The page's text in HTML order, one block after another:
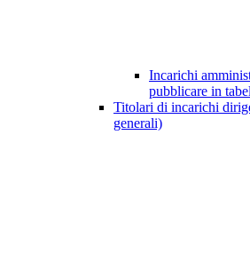
Incarichi
pubblicare in
Titolari di incarichi
generali)